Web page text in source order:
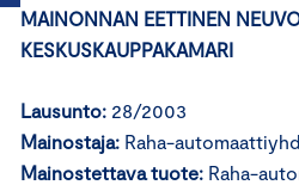
MAINONNAN EETTINEN
KESKUSKAUPPAKAMARI
Lausunto: 28/2003
Mainostaja: Raha-
Mainostettava tuote: Raha-